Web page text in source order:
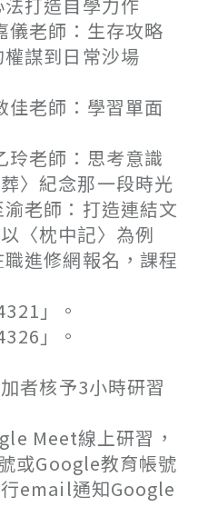
老師：生存攻略
謀到日常沙場
老師：學習單面
老師：思考意識
〉紀念那一段時光
老師：打造連結文
〈枕中記〉為例
進修網報名，課程
」。
」。
核予3小時研習
Meet線上研習，
或Google教育帳號
email通知Google